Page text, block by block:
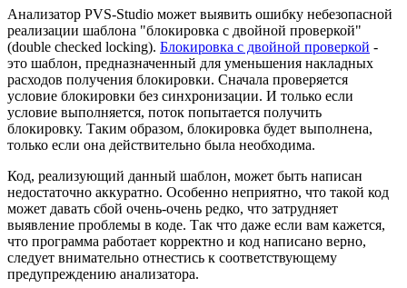
Анализатор PVS-Studio может выявить ошибку небезопасной
реализации шаблона "блокировка с двойной проверкой"
(double checked locking). Блокировка с двойной проверкой -
это шаблон, предназначенный для уменьшения накладных
расходов получения блокировки. Сначала проверяется
условие блокировки без синхронизации. И только если
условие выполняется, поток попытается получить
блокировку. Таким образом, блокировка будет выполнена,
только если она действительно была необходима.
Код, реализующий данный шаблон, может быть написан
недостаточно аккуратно. Особенно неприятно, что такой код
может давать сбой очень-очень редко, что затрудняет
выявление проблемы в коде. Так что даже если вам кажется,
что программа работает корректно и код написано верно,
следует внимательно отнестись к соответствующему
предупреждению анализатора.